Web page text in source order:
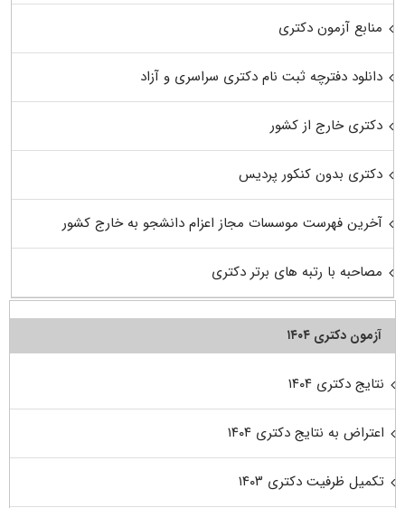
منابع آزمون دکتری
دانلود دفترچه ثبت نام دکتری سراسری و آزاد
دکتری خارج از کشور
دکتری بدون کنکور پردیس
آخرین فهرست موسسات مجاز اعزام دانشجو به خارج کشور
مصاحبه با رتبه های برتر دکتری
آزمون دکتری ۱۴۰۴
نتایج دکتری ۱۴۰۴
اعتراض به نتایج دکتری ۱۴۰۴
تکمیل ظرفیت دکتری ۱۴۰۳